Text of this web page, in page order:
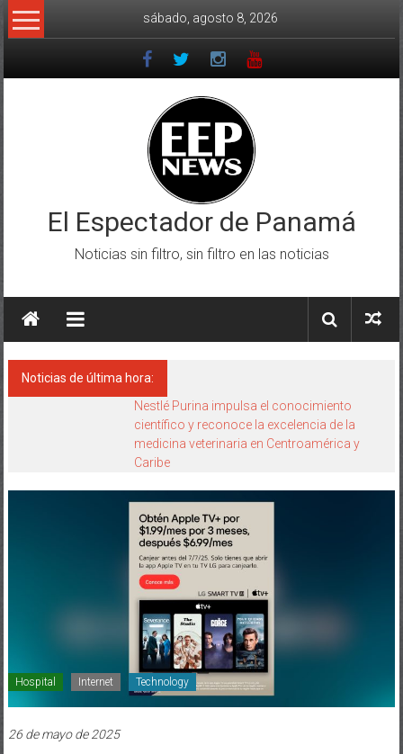
Saltar
al
sábado, agosto 8, 2026
El Espectador de Panamá
Noticias sin filtro, sin filtro en las noticias
Noticias de última hora:
Nestlé Purina impulsa el conocimiento
científico y reconoce la excelencia de la
medicina veterinaria en Centroamérica y
Caribe
Hospital Internet Technology
26 de mayo de 2025